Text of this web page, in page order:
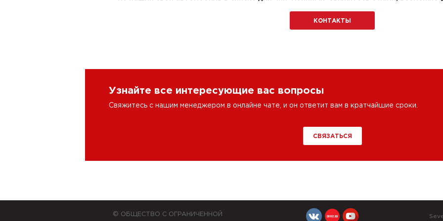
КОНТАКТЫ
Узнайте все интересующие вас вопросы
Свяжитесь с нашим менеджером в онлайне чате, и он ответит вам в кратчайшие сроки.
СВЯЗАТЬСЯ
© ОБЩЕСТВО С ОГРАНИЧЕННОЙ